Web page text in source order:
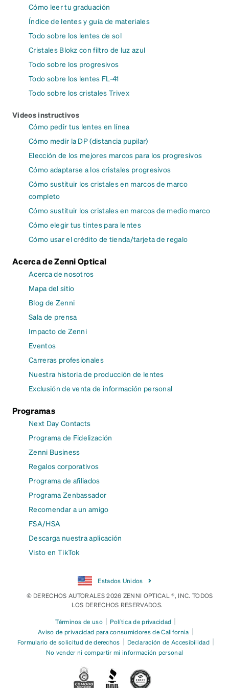
Cómo leer tu graduación
Índice de lentes y guía de materiales
Todo sobre los lentes de sol
Cristales Blokz con filtro de luz azul
Todo sobre los progresivos
Todo sobre los lentes FL-41
Todo sobre los cristales Trivex
Videos instructivos
Cómo pedir tus lentes en línea
Cómo medir la DP (distancia pupilar)
Elección de los mejores marcos para los progresivos
Cómo adaptarse a los cristales progresivos
Cómo sustituir los cristales en marcos de marco
completo
Cómo sustituir los cristales en marcos de medio marco
Cómo elegir tus tintes para lentes
Cómo usar el crédito de tienda/tarjeta de regalo
Acerca de Zenni Optical
Acerca de nosotros
Mapa del sitio
Blog de Zenni
Sala de prensa
Impacto de Zenni
Eventos
Carreras profesionales
Nuestra historia de producción de lentes
Exclusión de venta de información personal
Programas
Next Day Contacts
Programa de Fidelización
Zenni Business
Regalos corporativos
Programa de afiliados
Programa Zenbassador
Recomendar a un amigo
FSA/HSA
Descarga nuestra aplicación
Visto en TikTok
Estados Unidos
© DERECHOS AUTORALES 2026 ZENNI OPTICAL ®, INC. TODOS
LOS DERECHOS RESERVADOS.
Términos de uso | Política de privacidad |
Aviso de privacidad para consumidores de California |
Formulario de solicitud de derechos | Declaración de Accesibilidad |
No vender ni compartir mi información personal